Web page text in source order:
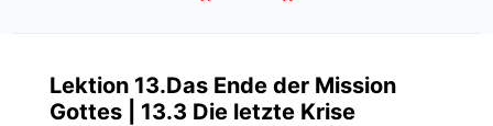
Lektion 13.Das Ende der Mission
Gottes | 13.3 Die letzte Krise